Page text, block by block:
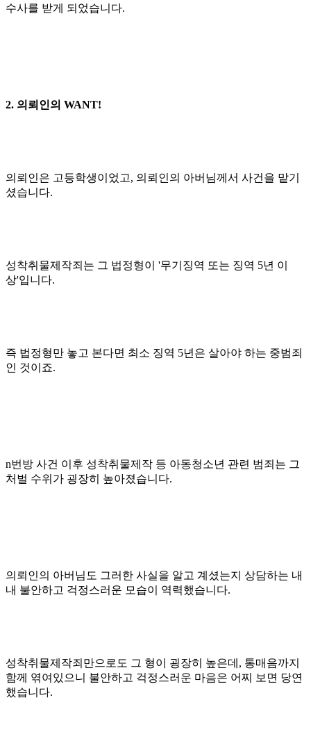
수사를 받게 되었습니다.
2. 의뢰인의 WANT!
의뢰인은 고등학생이었고, 의뢰인의 아버님께서 사건을 맡기
셨습니다.
성착취물제작죄는 그 법정형이 '무기징역 또는 징역 5년 이
상'입니다.
즉 법정형만 놓고 본다면 최소 징역 5년은 살아야 하는 중범죄
인 것이죠.
n번방 사건 이후 성착취물제작 등 아동청소년 관련 범죄는 그
처벌 수위가 굉장히 높아졌습니다.
의뢰인의 아버님도 그러한 사실을 알고 계셨는지 상담하는 내
내 불안하고 걱정스러운 모습이 역력했습니다.
성착취물제작죄만으로도 그 형이 굉장히 높은데, 통매음까지
함께 엮여있으니 불안하고 걱정스러운 마음은 어찌 보면 당연
했습니다.